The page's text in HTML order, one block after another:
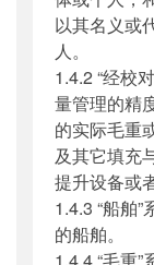
以其名义或
人。
1.4.2 “经校
量管理的精
的实际毛重
及其它填充
提升设备或
1.4.3 “船舶
的船舶。